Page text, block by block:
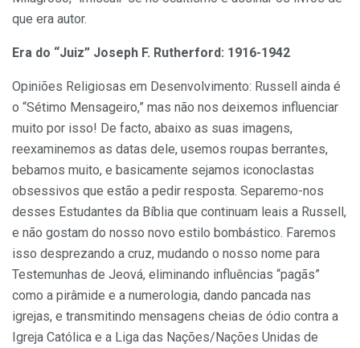
que era autor.
Era do “Juiz” Joseph F. Rutherford: 1916-1942
Opiniões Religiosas em Desenvolvimento: Russell ainda é
o “Sétimo Mensageiro,” mas não nos deixemos influenciar
muito por isso! De facto, abaixo as suas imagens,
reexaminemos as datas dele, usemos roupas berrantes,
bebamos muito, e basicamente sejamos iconoclastas
obsessivos que estão a pedir resposta. Separemo-nos
desses Estudantes da Bíblia que continuam leais a Russell,
e não gostam do nosso novo estilo bombástico. Faremos
isso desprezando a cruz, mudando o nosso nome para
Testemunhas de Jeová, eliminando influências “pagãs”
como a pirâmide e a numerologia, dando pancada nas
igrejas, e transmitindo mensagens cheias de ódio contra a
Igreja Católica e a Liga das Nações/Nações Unidas de